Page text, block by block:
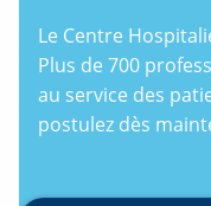
Le Centre
Plus de 700
au service des
postulez dès